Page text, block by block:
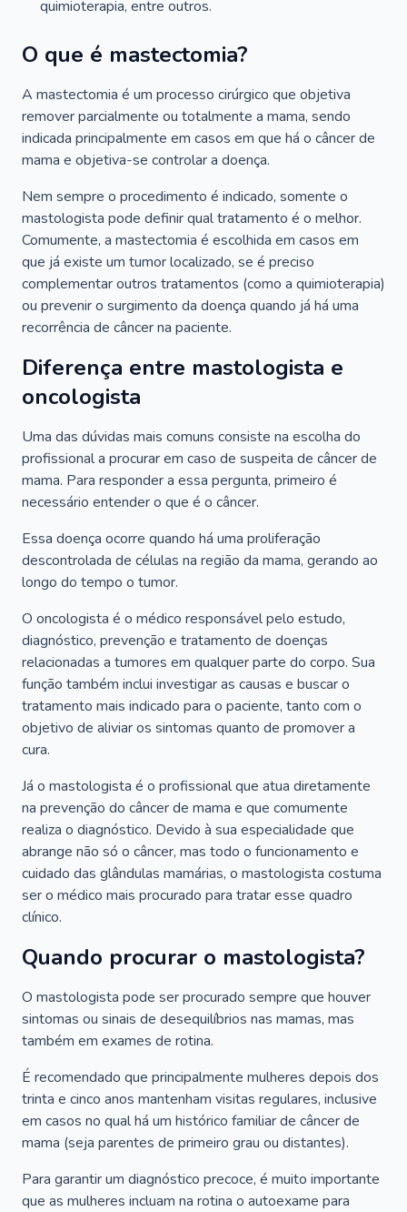
quimioterapia, entre outros.
O que é mastectomia?
A mastectomia é um processo cirúrgico que objetiva
remover parcialmente ou totalmente a mama, sendo
indicada principalmente em casos em que há o câncer de
mama e objetiva-se controlar a doença.
Nem sempre o procedimento é indicado, somente o
mastologista pode definir qual tratamento é o melhor.
Comumente, a mastectomia é escolhida em casos em
que já existe um tumor localizado, se é preciso
complementar outros tratamentos (como a quimioterapia)
ou prevenir o surgimento da doença quando já há uma
recorrência de câncer na paciente.
Diferença entre mastologista e
oncologista
Uma das dúvidas mais comuns consiste na escolha do
profissional a procurar em caso de suspeita de câncer de
mama. Para responder a essa pergunta, primeiro é
necessário entender o que é o câncer.
Essa doença ocorre quando há uma proliferação
descontrolada de células na região da mama, gerando ao
longo do tempo o tumor.
O oncologista é o médico responsável pelo estudo,
diagnóstico, prevenção e tratamento de doenças
relacionadas a tumores em qualquer parte do corpo. Sua
função também inclui investigar as causas e buscar o
tratamento mais indicado para o paciente, tanto com o
objetivo de aliviar os sintomas quanto de promover a
cura.
Já o mastologista é o profissional que atua diretamente
na prevenção do câncer de mama e que comumente
realiza o diagnóstico. Devido à sua especialidade que
abrange não só o câncer, mas todo o funcionamento e
cuidado das glândulas mamárias, o mastologista costuma
ser o médico mais procurado para tratar esse quadro
clínico.
Quando procurar o mastologista?
O mastologista pode ser procurado sempre que houver
sintomas ou sinais de desequilíbrios nas mamas, mas
também em exames de rotina.
É recomendado que principalmente mulheres depois dos
trinta e cinco anos mantenham visitas regulares, inclusive
em casos no qual há um histórico familiar de câncer de
mama (seja parentes de primeiro grau ou distantes).
Para garantir um diagnóstico precoce, é muito importante
que as mulheres incluam na rotina o autoexame para